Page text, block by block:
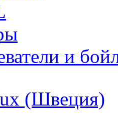
и
(Швеция)